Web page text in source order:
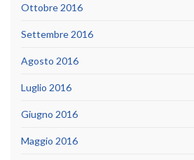
Ottobre 2016
Settembre 2016
Agosto 2016
Luglio 2016
Giugno 2016
Maggio 2016